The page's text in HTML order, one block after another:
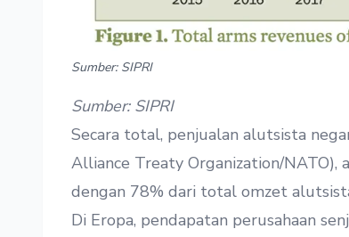
Sumber: SIPRI
Sumber: SIPRI
Secara total, penjualan alutsista
Alliance Treaty Organization/NATO),
dengan 78% dari total omzet
Di Eropa, pendapatan perusahaan